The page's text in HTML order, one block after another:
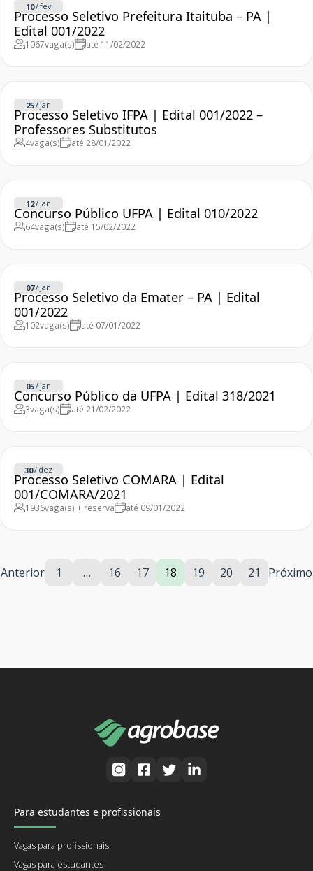
10/fev
Processo Seletivo Prefeitura Itaituba – PA |
Edital 001/2022
1067vaga(s) até 11/02/2022
25/ jan
Processo Seletivo IFPA | Edital 001/2022 –
Professores Substitutos
4vaga(s) até 28/01/2022
12/ jan
Concurso Público UFPA | Edital 010/2022
64vaga(s) até 15/02/2022
07/ jan
Processo Seletivo da Emater – PA | Edital
001/2022
102vaga(s) até 07/01/2022
05/ jan
Concurso Público da UFPA | Edital 318/2021
3vaga(s) até 21/02/2022
30/ dez
Processo Seletivo COMARA | Edital
001/COMARA/2021
1936vaga(s) + reserva até 09/01/2022
Anterior 1 … 16 17 18 19 20 21 Próximo
Para estudantes e profissionais
Vagas para profissionais
Vagas para estudantes